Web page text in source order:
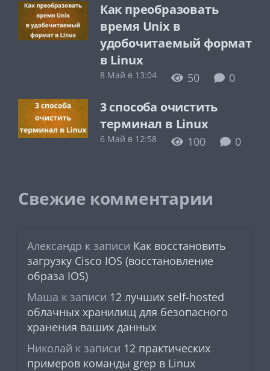
Как преобразовать
время Unix в
удобочитаемый формат
в Linux
8 Май в 13:04 50 0
3 способа очистить
терминал в Linux
6 Май в 12:58 100 0
Свежие комментарии
Александр к записи Как восстановить
загрузку Cisco IOS (восстановление
образа IOS)
Маша к записи 12 лучших self-hosted
облачных хранилищ для безопасного
хранения ваших данных
Николай к записи 12 практических
примеров команды grep в Linux